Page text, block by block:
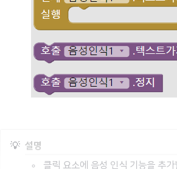
💡 설명
클릭 요소에 음성 인식 기능을 추가